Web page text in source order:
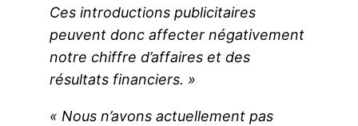
Ces introductions publicitaires
peuvent donc affecter négativement
notre chiffre d’affaires et des
résultats financiers. »
« Nous n’avons actuellement pas